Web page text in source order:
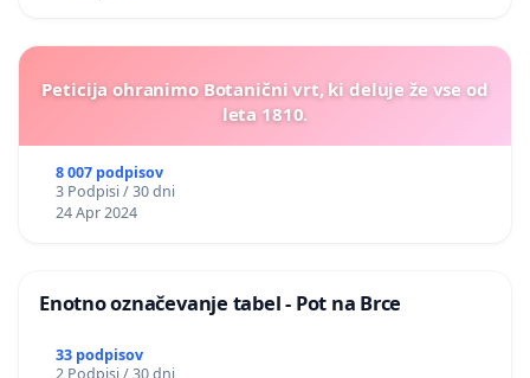
Peticija ohranimo Botanični vrt, ki deluje že vse od
leta 1810.
8 007 podpisov
3 Podpisi / 30 dni
24 Apr 2024
Enotno označevanje tabel - Pot na Brce
33 podpisov